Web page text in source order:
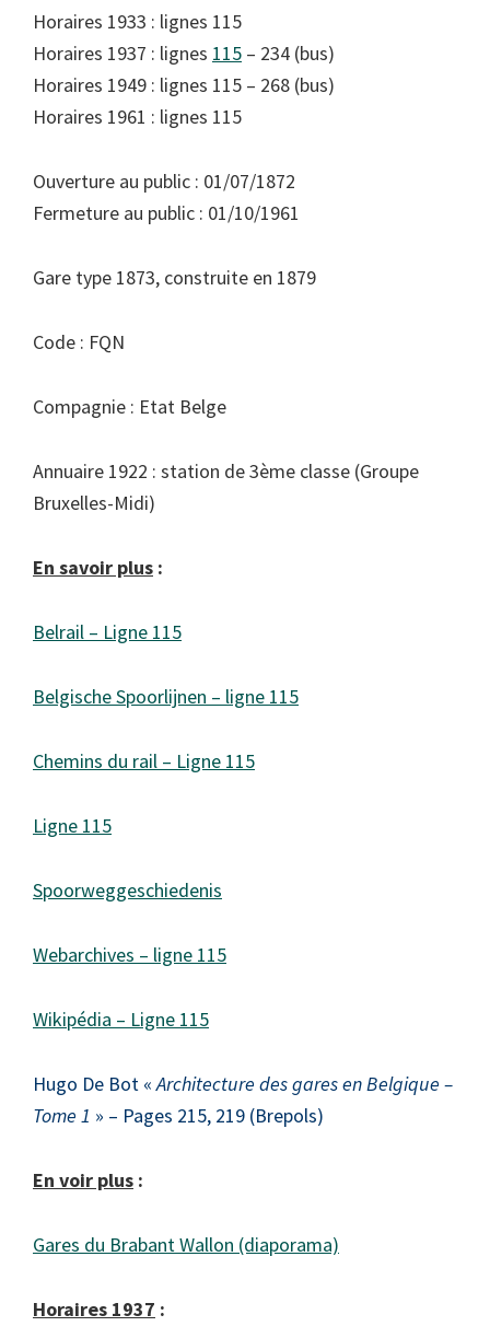
Horaires 1933 : lignes 115
Horaires 1937 : lignes 115 – 234 (bus)
Horaires 1949 : lignes 115 – 268 (bus)
Horaires 1961 : lignes 115
Ouverture au public : 01/07/1872
Fermeture au public : 01/10/1961
Gare type 1873, construite en 1879
Code : FQN
Compagnie : Etat Belge
Annuaire 1922 : station de 3ème classe (Groupe
Bruxelles-Midi)
En savoir plus :
Belrail – Ligne 115
Belgische Spoorlijnen – ligne 115
Chemins du rail – Ligne 115
Ligne 115
Spoorweggeschiedenis
Webarchives – ligne 115
Wikipédia – Ligne 115
Hugo De Bot «Architecture des gares en Belgique –
Tome 1 » – Pages 215, 219 (Brepols)
En voir plus :
Gares du Brabant Wallon (diaporama)
Horaires 1937 :